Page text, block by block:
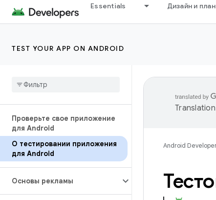
Essentials Дизайн и план
TEST YOUR APP ON ANDROID
Проверьте свое приложение
для Android
О тестировании приложения
для Android
Основы рекламы
Android